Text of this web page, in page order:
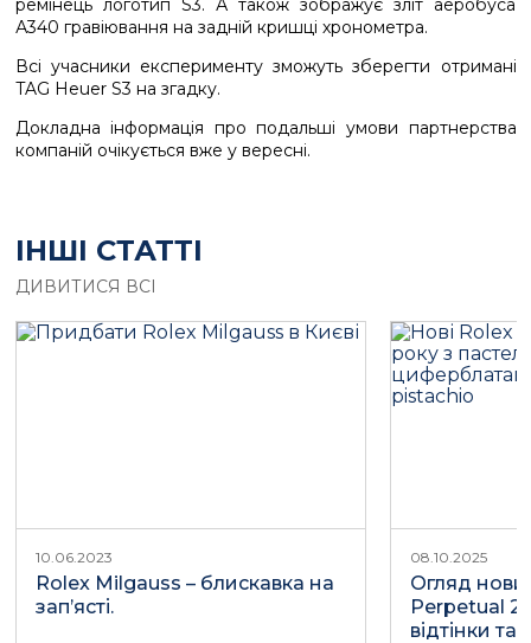
ремінець логотип S3. А також зображує зліт аеробуса
А340 гравіювання на задній кришці хронометра.
Всі учасники експерименту зможуть зберегти отримані
TAG Heuer S3 на згадку.
Докладна інформація про подальші умови партнерства
компаній очікується вже у вересні.
ІНШІ СТАТТІ
ДИВИТИСЯ ВСІ
10.06.2023
Rolex Milgauss – блискавка на
зап’ясті.
08.10.2025
Огляд
Perpetual
відтінки